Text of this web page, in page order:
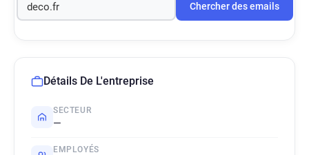
Chercher des emails
Détails De L'entreprise
SECTEUR
—
EMPLOYÉS